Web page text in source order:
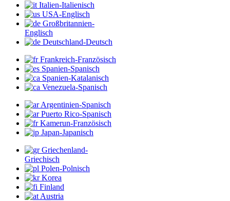
Italien-Italienisch
USA-Englisch
Großbritannien-
Englisch
Deutschland-Deutsch
Frankreich-Französisch
Spanien-Spanisch
Spanien-Katalanisch
Venezuela-Spanisch
Argentinien-Spanisch
Puerto Rico-Spanisch
Kamerun-Französisch
Japan-Japanisch
Griechenland-
Griechisch
Polen-Polnisch
Korea
Finland
Austria